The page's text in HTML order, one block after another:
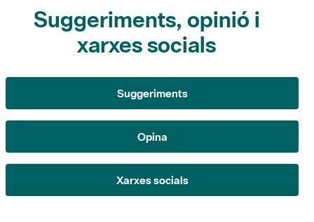
Suggeriments
Opina
Xarxes socials